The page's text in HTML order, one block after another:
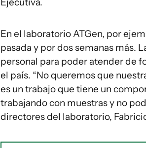
En el laboratorio ATGen, por
pasada y por dos semanas más.
personal para poder atender de
el país. “No queremos que
es un trabajo que tiene un
trabajando con muestras y no
directores del laboratorio,